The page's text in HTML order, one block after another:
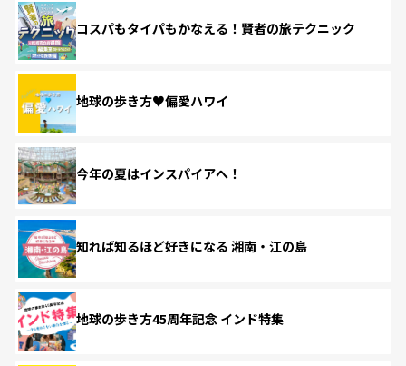
コスパもタイパもかなえる！賢者の旅テクニック
地球の歩き方♥偏愛ハワイ
今年の夏はインスパイアへ！
知れば知るほど好きになる 湘南・江の島
地球の歩き方45周年記念 インド特集